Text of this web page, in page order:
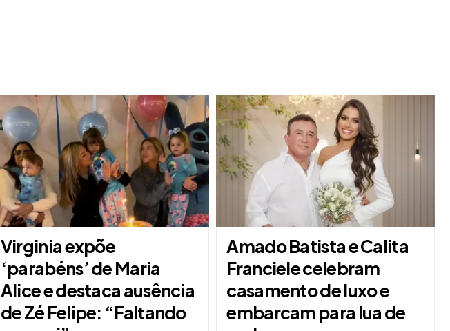
Virginia expõe
‘parabéns’ de Maria
Alice e destaca ausência
de Zé Felipe: “Faltando
Amado Batista e Calita
Franciele celebram
casamento de luxo e
embarcam para lua de